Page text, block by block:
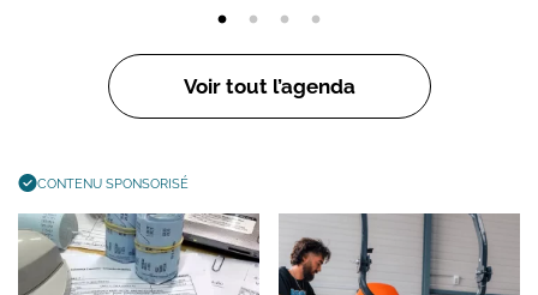
Voir tout l’agenda
CONTENU SPONSORISÉ